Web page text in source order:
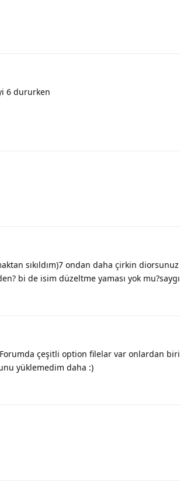
6 dururken
sıkıldım)7 ondan daha çirkin diorsunuz
bi de isim düzeltme yaması yok
çeşitli option filelar var onlardan
yüklemedim daha :)